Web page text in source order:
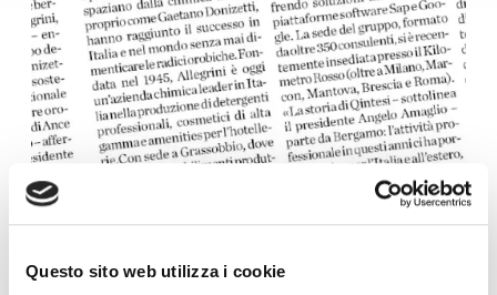
Questo sito web utilizza i cookie
• Press Review • 21 July 2022